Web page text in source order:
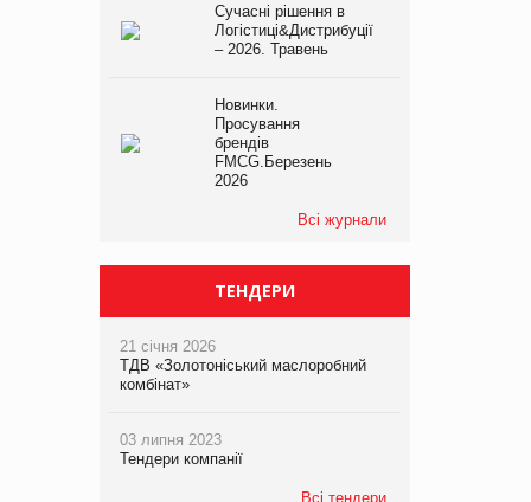
Сучасні рішення в
Логістиці&Дистрибуції
– 2026. Травень
Новинки.
Просування
брендів
FMCG.Березень
2026
Всі журнали
ТЕНДЕРИ
21 січня 2026
ТДВ «Золотоніський маслоробний
комбінат»
03 липня 2023
Тендери компанії
Всі тендери